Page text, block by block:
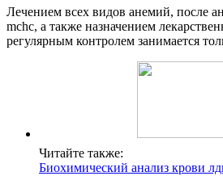
Лечением всех видов анемий, после
mchc, а также назначением
регулярным контролем занимается
Читайте также:
Биохимический анализ крови